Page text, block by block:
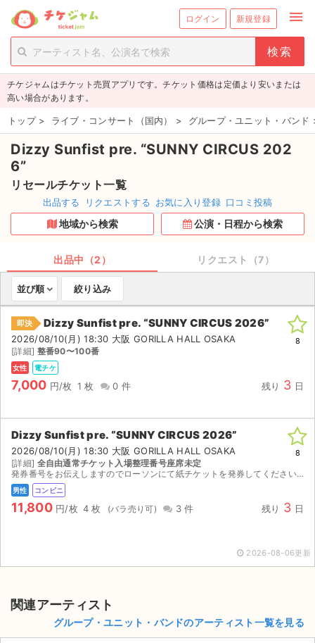
ログイン 新規登録 menu
person_add 新規会員登録
チケットを探す
新着チケット
値下げしたチケット
都道府県からチケットを探す
もうすぐ開催のチケット
取扱チケット
ライブ・コンサート（国内）
ライブ・コンサート（海外）
イベント
演劇・ミュージカル
ご利用ガイド
ご利用ガイド
チケジャムはチケット売買アプリです。チケット価格は定価より安いまたは
高い場合があります。
トップ > ライブ・コンサート（国内） > グループ・ユニット・バンド
Dizzy Sunfist pre. “SUNNY CIRCUS 202
6”
リセールチケット一覧
出品する リクエストする お気に入り登録 口コミ投稿
地域から検索 公演・日程から検索
出品中（2） リクエスト（7）
並び順 絞り込み
即決 Dizzy Sunfist pre. “SUNNY CIRCUS 2026”
2026/08/10(月) 18:30 大阪 GORILLA HALL OSAKA
[詳細] 整番90〜100番
女性 電チケ
7,000 円/枚 1 枚 0 件 残り 3 日
8
Dizzy Sunfist pre. “SUNNY CIRCUS 2026”
2026/08/10(月) 18:30 大阪 GORILLA HALL OSAKA
[詳細] 全自由通常チケット入場整理番号座席未定
発券番号をお伝えしますのでローソンにて紙チケットを発券してください。
男性 コンビニ
11,800 円/枚 4 枚 3 件 残り 3 日
8
2026-08-06更新
関連アーティスト
グループ・ユニット・バンドのアーティスト一覧を見る